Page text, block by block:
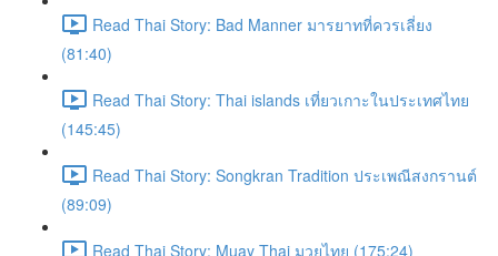
Read Thai Story: Bad Manner มารยาทที่ควรเลี่ยง
(81:40)
Read Thai Story: Thai islands เที่ยวเกาะในประเทศไทย
(145:45)
Read Thai Story: Songkran Tradition ประเพณีสงกรานต์
(89:09)
Read Thai Story: Muay Thai มวยไทย (175:24)